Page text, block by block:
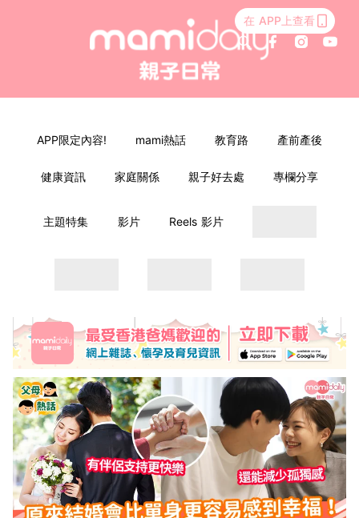
在 APP上查看
APP限定內容! mami熱話 教育路 產前產後
健康資訊 家庭關係 親子好去處 專欄分享
主題特集 影片 Reels 影片